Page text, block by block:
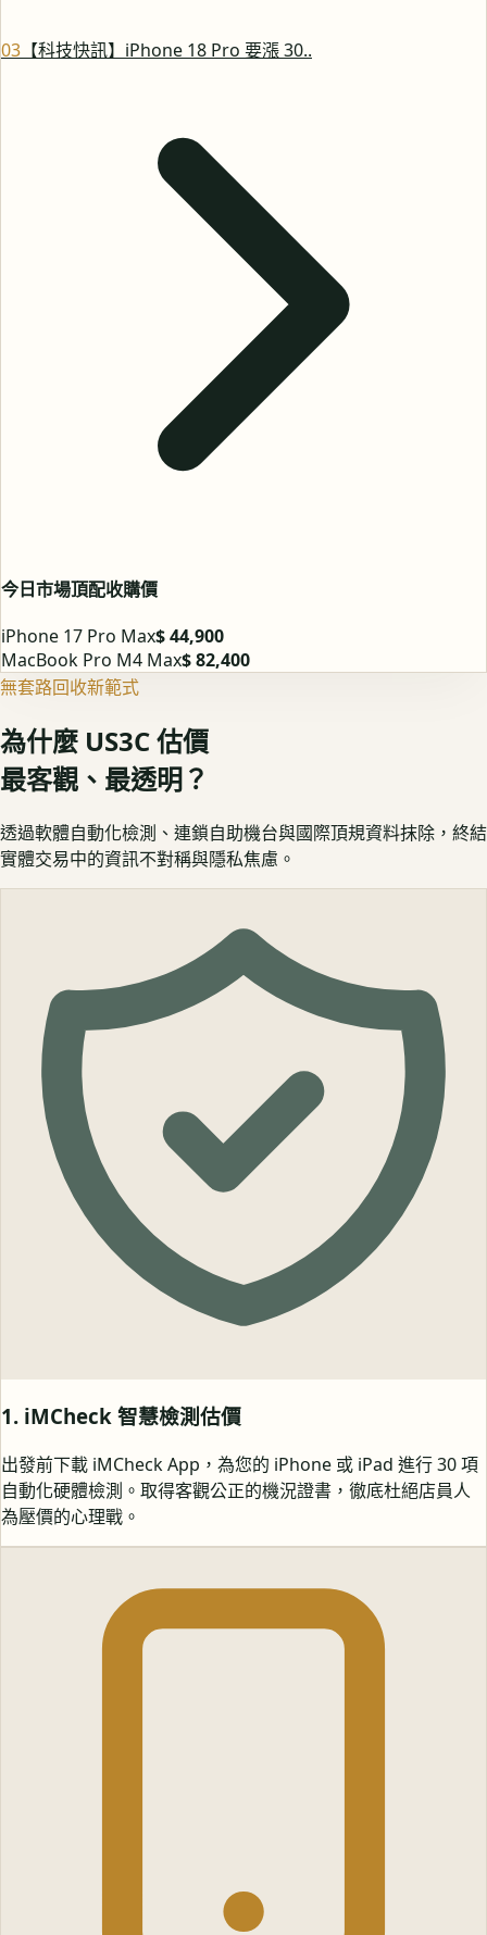
03 【科技快訊】iPhone 18 Pro 要漲 30..
今日市場頂配收購價
iPhone 17 Pro Max$ 44,900
MacBook Pro M4 Max$ 82,400
無套路回收新範式
為什麼 US3C 估價
最客觀、最透明？
透過軟體自動化檢測、連鎖自助機台與國際頂規資料抹除，終結
實體交易中的資訊不對稱與隱私焦慮。
1. iMCheck 智慧檢測估價
出發前下載 iMCheck App，為您的 iPhone 或 iPad 進行 30 項
自動化硬體檢測。取得客觀公正的機況證書，徹底杜絕店員人
為壓價的心理戰。